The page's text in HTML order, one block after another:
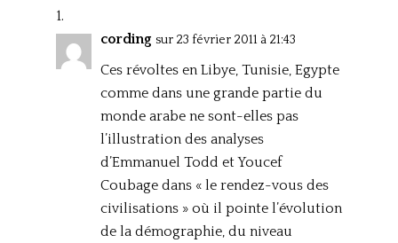
cording sur 23 février 2011 à 21:43
Ces révoltes en Libye, Tunisie, Egypte
comme dans une grande partie du
monde arabe ne sont-elles pas
l’illustration des analyses
d’Emmanuel Todd et Youcef
Coubage dans « le rendez-vous des
civilisations » où il pointe l’évolution
de la démographie, du niveau